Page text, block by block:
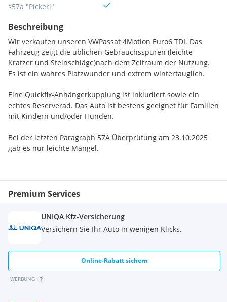
§57a "Pickerl"
Beschreibung
Wir verkaufen unseren VWPassat 4Motion Euro6 TDI. Das
Fahrzeug zeigt die üblichen Gebrauchsspuren (leichte
Kratzer und Steinschläge)nach dem Zeitraum der Nutzung.
Es ist ein wahres Platzwunder und extrem wintertauglich.
Eine Quickfix-Anhängerkupplung ist inkludiert sowie ein
echtes Reserverad. Das Auto ist bestens geeignet für Familien
mit Kindern und/oder Hunden.
Bei der letzten Paragraph 57A Überprüfung am 23.10.2025
gab es nur leichte Mängel.
vorgelegt.
Premium Services
UNIQA Kfz-Versicherung
Versichern Sie Ihr Auto in wenigen Klicks.
Online-Rabatt sichern
WERBUNG